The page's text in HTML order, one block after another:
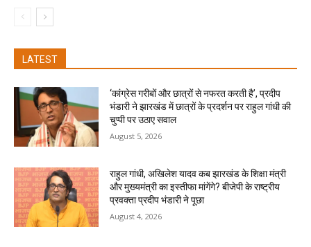
LATEST
‘कांग्रेस गरीबों और छात्रों से नफरत करती है’, प्रदीप
भंडारी ने झारखंड में छात्रों के प्रदर्शन पर राहुल गांधी की
चुप्पी पर उठाए सवाल
August 5, 2026
राहुल गांधी, अखिलेश यादव कब झारखंड के शिक्षा मंत्री
और मुख्यमंत्री का इस्तीफा मांगेंगे? बीजेपी के राष्ट्रीय
प्रवक्ता प्रदीप भंडारी ने पूछा
August 4, 2026